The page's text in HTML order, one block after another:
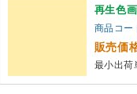
再生色
商品コ
販売価
最小出荷